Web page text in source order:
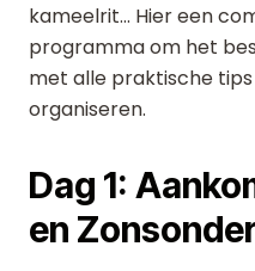
kameelrit... Hier een
programma om het
met alle praktische
organiseren.
Dag 1:
en